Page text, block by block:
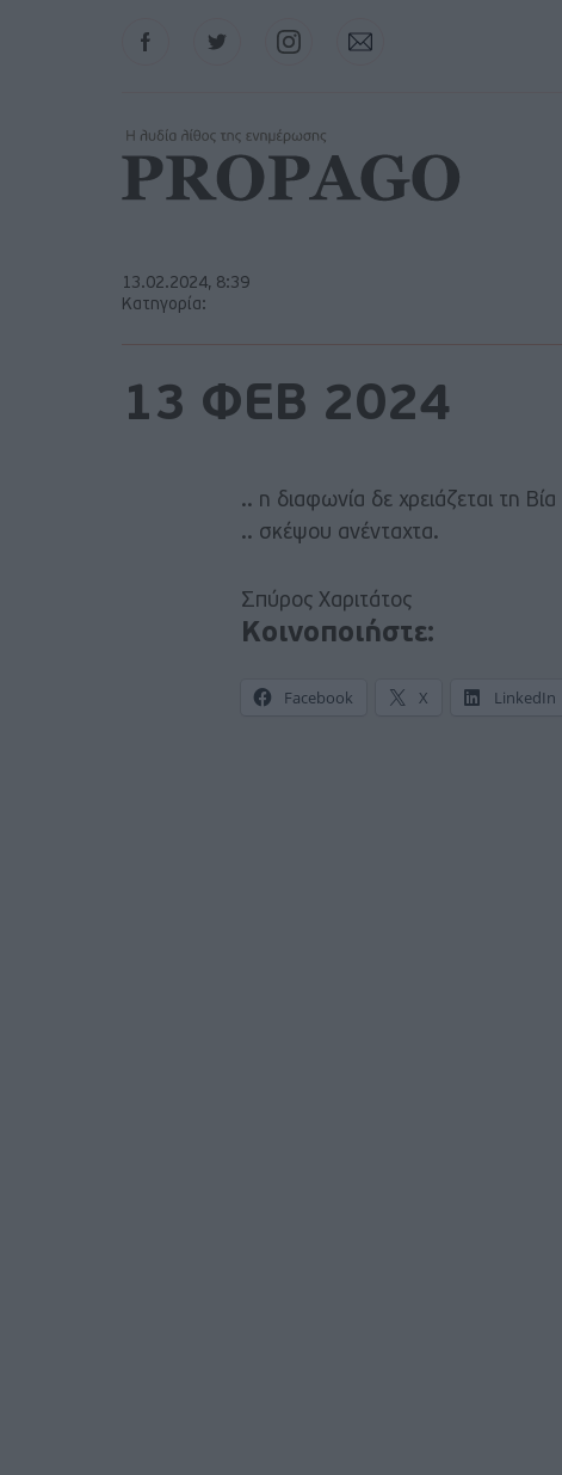
FacebookTwitter InstagramContact
13.02.2024, 8:39
Κατηγορία:
13 ΦΕΒ 2024
.. η διαφωνία δε χρειάζεται τη
.. σκέψου ανένταχτα.
Σπύρος Χαριτάτος
Κοινοποιήστε:
Facebook X LinkedIn